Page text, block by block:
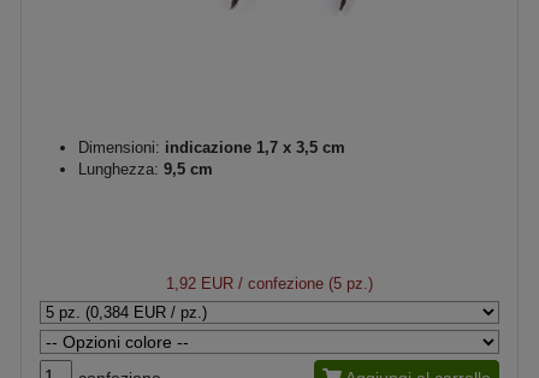
Dimensioni: indicazione 1,7 x 3,5 cm
Lunghezza: 9,5 cm
1,92 EUR / confezione (5 pz.)